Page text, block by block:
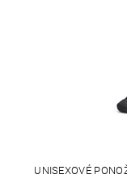
UNISEXOVÉ